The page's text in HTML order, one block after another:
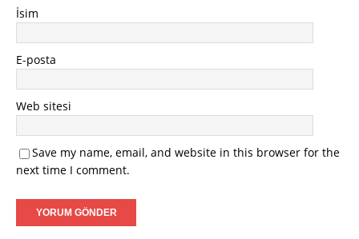
İsim
E-posta
Web sitesi
Save my name, email, and website in this browser for the
next time I comment.